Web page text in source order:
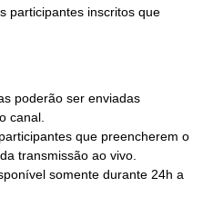
participantes inscritos que
poderão ser enviadas
canal.
que preencherem o
transmissão ao vivo.
somente durante 24h a